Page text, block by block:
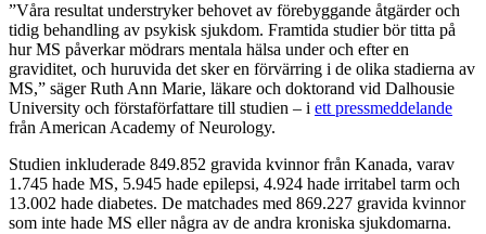
”Våra resultat understryker behovet av förebyggande åtgärder och
tidig behandling av psykisk sjukdom. Framtida studier bör titta på
hur MS påverkar mödrars mentala hälsa under och efter en
graviditet, och huruvida det sker en förvärring i de olika stadierna av
MS,” säger Ruth Ann Marie, läkare och doktorand vid Dalhousie
University och förstaförfattare till studien – i ett pressmeddelande
från American Academy of Neurology.
Studien inkluderade 849.852 gravida kvinnor från Kanada, varav
1.745 hade MS, 5.945 hade epilepsi, 4.924 hade irritabel tarm och
13.002 hade diabetes. De matchades med 869.227 gravida kvinnor
som inte hade MS eller några av de andra kroniska sjukdomarna.